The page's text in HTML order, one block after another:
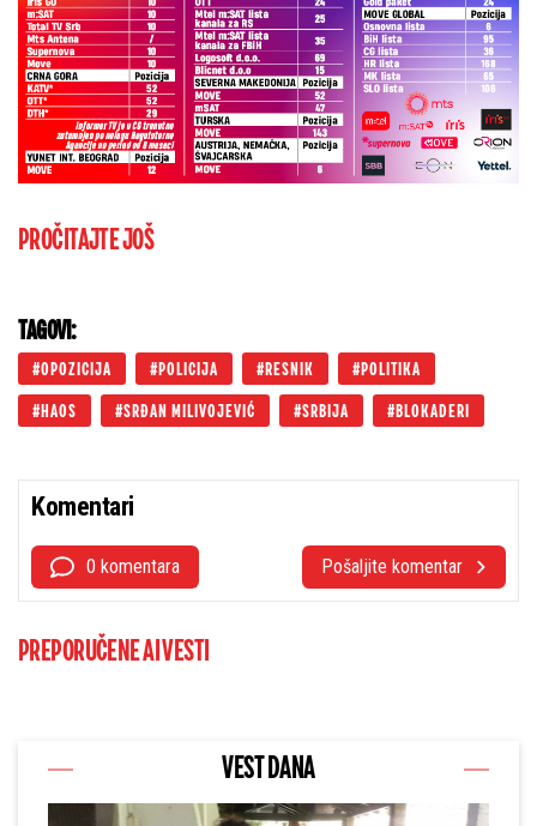
PROČITAJTE JOŠ
TAGOVI:
OPOZICIJA POLICIJA RESNIK POLITIKA
HAOS SRĐAN MILIVOJEVIĆ SRBIJA BLOKADERI
Komentari
0 komentara Pošaljite komentar
PREPORUČENE AI VESTI
VEST DANA